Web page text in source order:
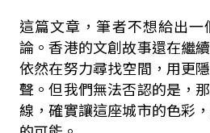
這篇文章，筆者不想給出
論。香港的文創故事還在繼
依然在努力尋找空間，用更
聲。但我們無法否認的是，
線，確實讓這座城市的色彩